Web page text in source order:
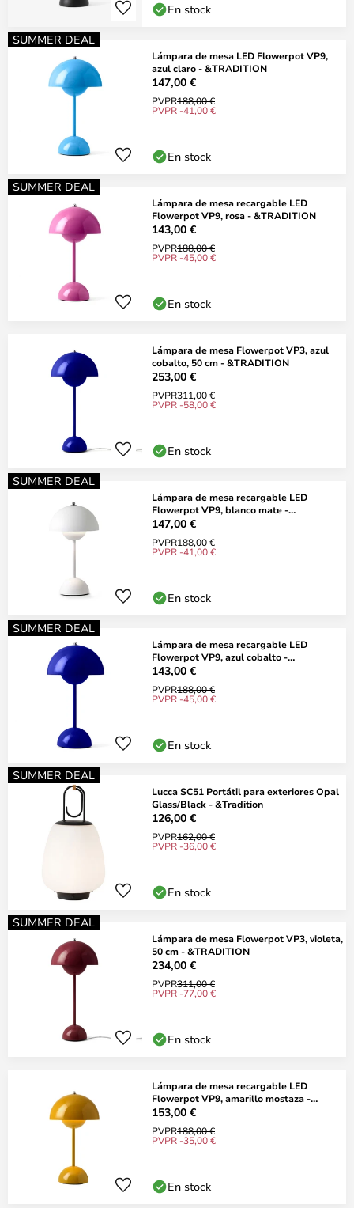
En stock
SUMMER DEAL
Lámpara de mesa LED Flowerpot VP9,
azul claro - &TRADITION
147,00 €
PVPR188,00 €
PVPR -41,00 €
En stock
SUMMER DEAL
Lámpara de mesa recargable LED
Flowerpot VP9, rosa - &TRADITION
143,00 €
PVPR188,00 €
PVPR -45,00 €
En stock
Lámpara de mesa Flowerpot VP3, azul
cobalto, 50 cm - &TRADITION
253,00 €
PVPR311,00 €
PVPR -58,00 €
En stock
SUMMER DEAL
Lámpara de mesa recargable LED
Flowerpot VP9, blanco mate -
&TRADITION
147,00 €
PVPR188,00 €
PVPR -41,00 €
En stock
SUMMER DEAL
Lámpara de mesa recargable LED
Flowerpot VP9, azul cobalto -
&TRADITION
143,00 €
PVPR188,00 €
PVPR -45,00 €
En stock
SUMMER DEAL
Lucca SC51 Portátil para exteriores Opal
Glass/Black - &Tradition
126,00 €
PVPR162,00 €
PVPR -36,00 €
En stock
SUMMER DEAL
Lámpara de mesa Flowerpot VP3, violeta,
50 cm - &TRADITION
234,00 €
PVPR311,00 €
PVPR -77,00 €
En stock
Lámpara de mesa recargable LED
Flowerpot VP9, amarillo mostaza -
&TRADITION
153,00 €
PVPR188,00 €
PVPR -35,00 €
En stock